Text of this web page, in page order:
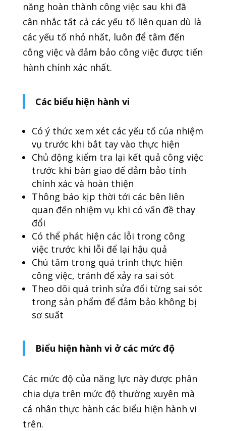
năng hoàn thành công việc sau khi đã
cân nhắc tất cả các yếu tố liên quan dù là
các yếu tố nhỏ nhất, luôn để tâm đến
công việc và đảm bảo công việc được tiến
hành chính xác nhất.
Các biểu hiện hành vi
Có ý thức xem xét các yếu tố của nhiệm
vụ trước khi bắt tay vào thực hiện
Chủ động kiểm tra lại kết quả công việc
trước khi bàn giao để đảm bảo tính
chính xác và hoàn thiện
Thông báo kịp thời tới các bên liên
quan đến nhiệm vụ khi có vấn đề thay
đổi
Có thể phát hiện các lỗi trong công
việc trước khi lỗi để lại hậu quả
Chú tâm trong quá trình thực hiện
công việc, tránh để xảy ra sai sót
Theo dõi quá trình sửa đổi từng sai sót
trong sản phẩm để đảm bảo không bị
sơ suất
Biểu hiện hành vi ở các mức độ
Các mức độ của năng lực này được phân
chia dựa trên mức độ thường xuyên mà
cá nhân thực hành các biểu hiện hành vi
trên.